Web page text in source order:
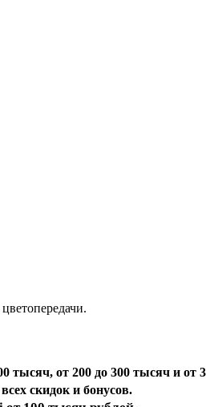
тысяч, от 200 до 300 тысяч и от
скидок и бонусов.